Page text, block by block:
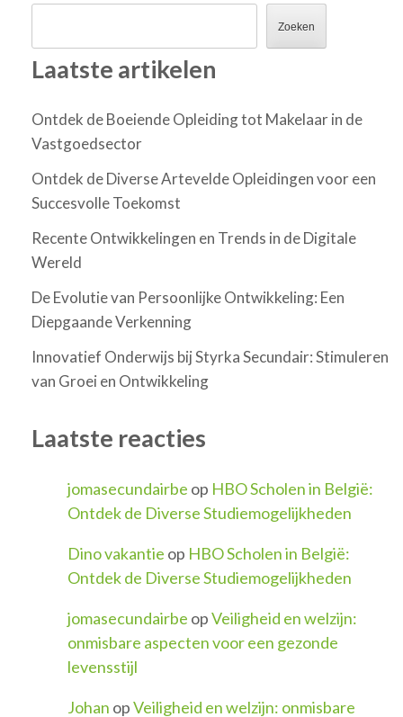
Zoeken
Laatste artikelen
Ontdek de Boeiende Opleiding tot Makelaar in de
Vastgoedsector
Ontdek de Diverse Artevelde Opleidingen voor een
Succesvolle Toekomst
Recente Ontwikkelingen en Trends in de Digitale
Wereld
De Evolutie van Persoonlijke Ontwikkeling: Een
Diepgaande Verkenning
Innovatief Onderwijs bij Styrka Secundair: Stimuleren
van Groei en Ontwikkeling
Laatste reacties
jomasecundairbe op HBO Scholen in België:
Ontdek de Diverse Studiemogelijkheden
Dino vakantie op HBO Scholen in België:
Ontdek de Diverse Studiemogelijkheden
jomasecundairbe opVeiligheid en welzijn:
onmisbare aspecten voor een gezonde
levensstijl
Johan opVeiligheid en welzijn: onmisbare